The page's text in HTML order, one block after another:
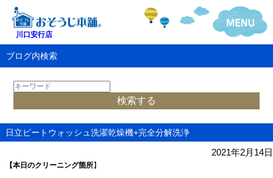
川口安行店
ブログ内検索
日立ビートウォッシュ洗濯乾燥機+完全分解洗浄
2021年2月14日
【本日のクリーニング箇所】